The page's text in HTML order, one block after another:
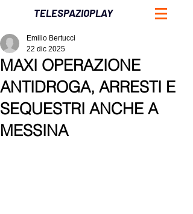
TELESPAZIOPLAY
MAXI OPERAZIONE
ANTIDROGA, ARRESTI E
SEQUESTRI ANCHE A
MESSINA
Emilio Bertucci
22 dic 2025